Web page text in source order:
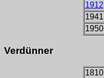
1912
1941
1950
Verdünner
1810